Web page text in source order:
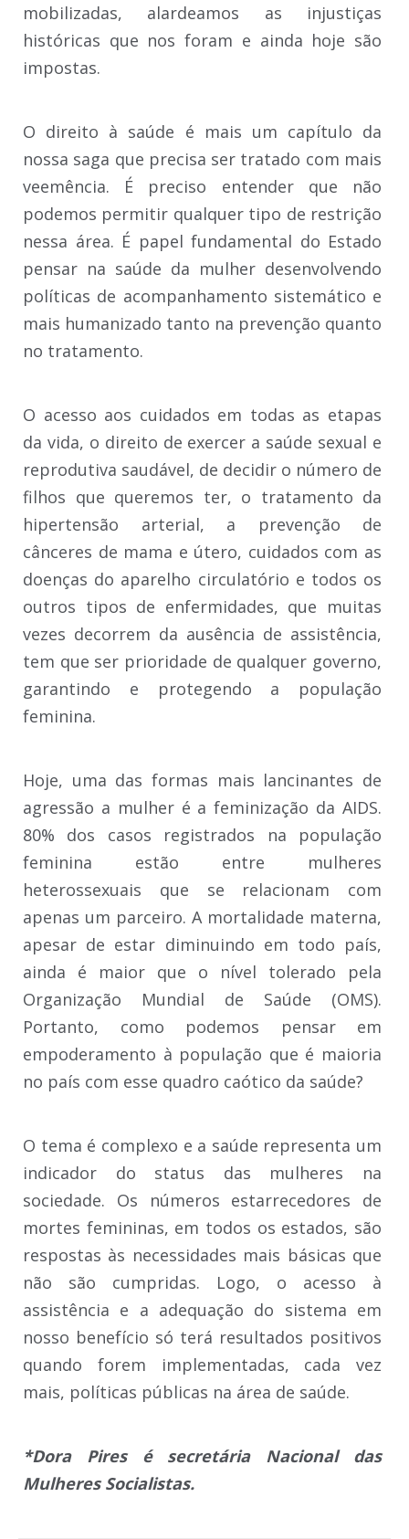
mobilizadas, alardeamos as injustiças
históricas que nos foram e ainda hoje são
impostas.
O direito à saúde é mais um capítulo da
nossa saga que precisa ser tratado com mais
veemência. É preciso entender que não
podemos permitir qualquer tipo de restrição
nessa área. É papel fundamental do Estado
pensar na saúde da mulher desenvolvendo
políticas de acompanhamento sistemático e
mais humanizado tanto na prevenção quanto
no tratamento.
O acesso aos cuidados em todas as etapas
da vida, o direito de exercer a saúde sexual e
reprodutiva saudável, de decidir o número de
filhos que queremos ter, o tratamento da
hipertensão arterial, a prevenção de
cânceres de mama e útero, cuidados com as
doenças do aparelho circulatório e todos os
outros tipos de enfermidades, que muitas
vezes decorrem da ausência de assistência,
tem que ser prioridade de qualquer governo,
garantindo e protegendo a população
feminina.
Hoje, uma das formas mais lancinantes de
agressão a mulher é a feminização da AIDS.
80% dos casos registrados na população
feminina estão entre mulheres
heterossexuais que se relacionam com
apenas um parceiro. A mortalidade materna,
apesar de estar diminuindo em todo país,
ainda é maior que o nível tolerado pela
Organização Mundial de Saúde (OMS).
Portanto, como podemos pensar em
empoderamento à população que é maioria
no país com esse quadro caótico da saúde?
O tema é complexo e a saúde representa um
indicador do status das mulheres na
sociedade. Os números estarrecedores de
mortes femininas, em todos os estados, são
respostas às necessidades mais básicas que
não são cumpridas. Logo, o acesso à
assistência e a adequação do sistema em
nosso benefício só terá resultados positivos
quando forem implementadas, cada vez
mais, políticas públicas na área de saúde.
*Dora Pires é secretária Nacional das
Mulheres Socialistas.